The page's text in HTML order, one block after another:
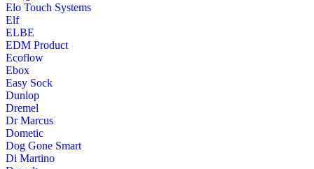
Elo Touch Systems
Elf
ELBE
EDM Product
Ecoflow
Ebox
Easy Sock
Dunlop
Dremel
Dr Marcus
Dometic
Dog Gone Smart
Di Martino